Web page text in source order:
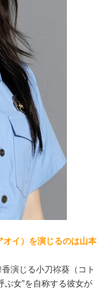
オイ）を演じるのは山本
演じる小刀祢葵（コト
ぶ女”を自称する彼女が